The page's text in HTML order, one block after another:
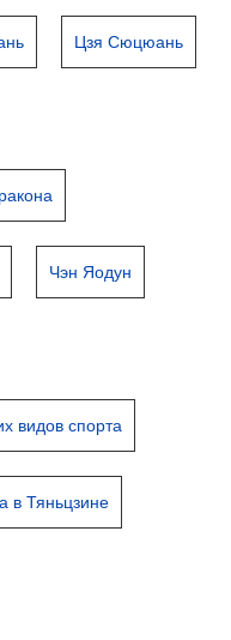
Цзя Сюцюань
Чэн Яодун
видов спорта
в Тяньцзине